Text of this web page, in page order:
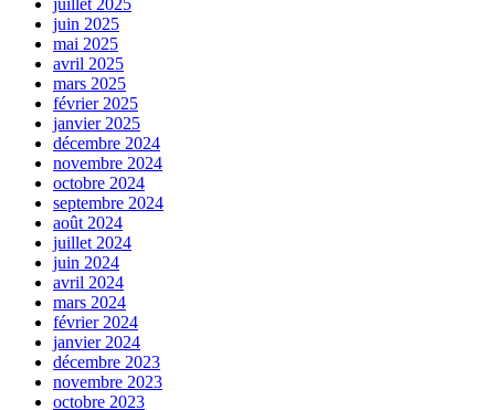
juillet 2025
juin 2025
mai 2025
avril 2025
mars 2025
février 2025
janvier 2025
décembre 2024
novembre 2024
octobre 2024
septembre 2024
août 2024
juillet 2024
juin 2024
avril 2024
mars 2024
février 2024
janvier 2024
décembre 2023
novembre 2023
octobre 2023